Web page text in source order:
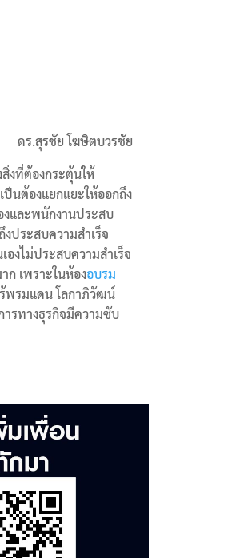
ดร.สุรชัย โฆษิตบวรชัย
งที่ต้องกระตุ้นให้
ป็นต้องแยกแยะให้ออกถึง
งและพนักงานประสบ
ประสบความสำเร็จ
งไม่ประสบความสำเร็จ
ก เพราะในห้องอบรม
พรมแดน โลกาภิวัฒน์
ารทางธุรกิจมีความซับ